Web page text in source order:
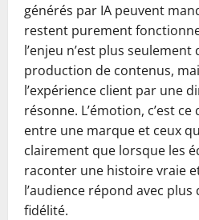
générés par IA peuvent
restent purement
l’enjeu n’est plus seulement
production de contenus,
l’expérience client par une
résonne. L’émotion, c’est
entre une marque et ceux
clairement que lorsque les
raconter une histoire vraie
l’audience répond avec plus
fidélité.